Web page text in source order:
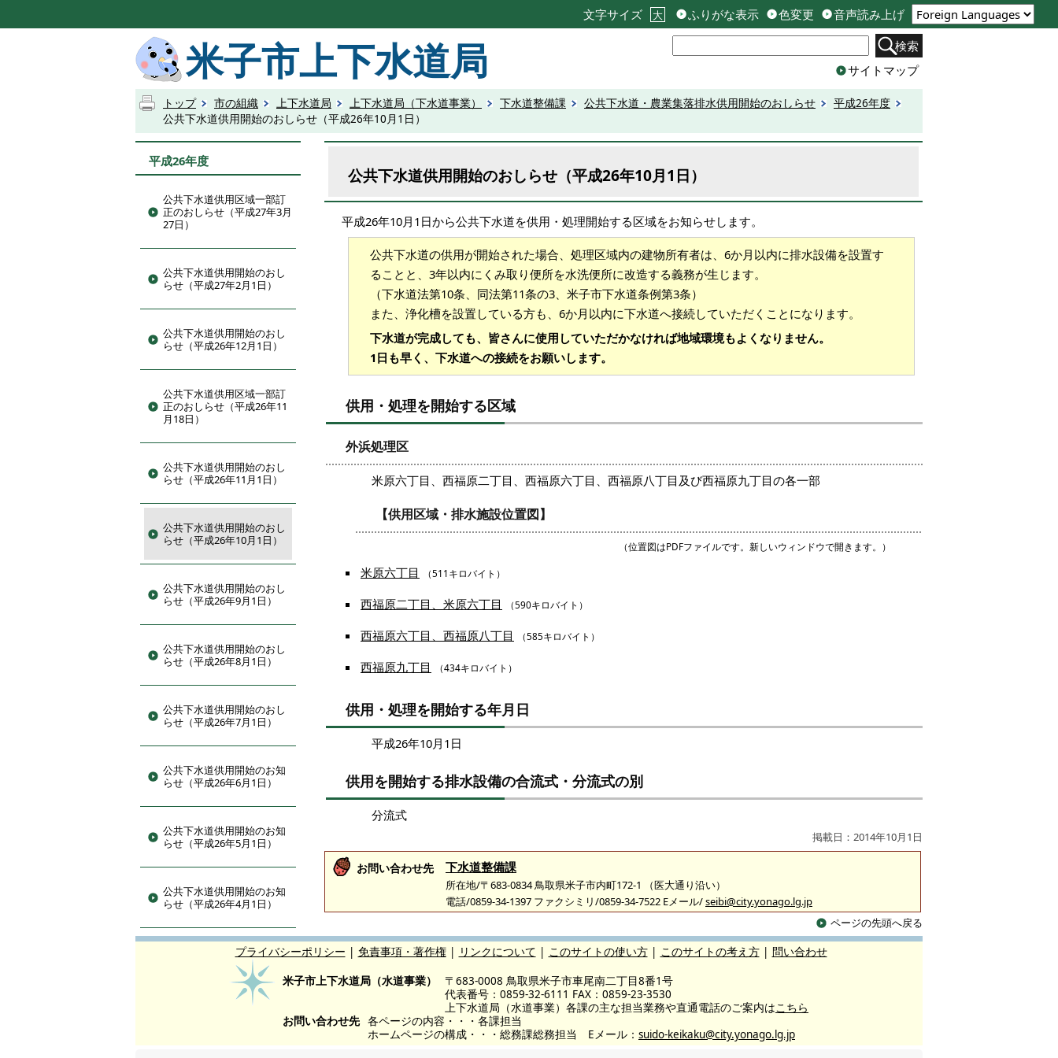
文字サイズ 大 ふりがな表示 色変更 音声読み上げ
米子市上下水道局
検索
サイトマップ
トップ 市の組織 上下水道局 上下水道局（下水道事業） 下水道整備課 公共下水道・農業集落排水供用開始のおしらせ
平成26年度
公共下水道供用開始のおしらせ（平成26年10月1日）
平成26年度
公共下水道供用区域一部訂
正のおしらせ（平成27年3月
27日）
公共下水道供用開始のおし
らせ（平成27年2月1日）
公共下水道供用開始のおし
らせ（平成26年12月1日）
公共下水道供用区域一部訂
正のおしらせ（平成26年11
月18日）
公共下水道供用開始のおし
らせ（平成26年11月1日）
公共下水道供用開始のおし
らせ（平成26年10月1日）
公共下水道供用開始のおし
らせ（平成26年9月1日）
公共下水道供用開始のおし
らせ（平成26年8月1日）
公共下水道供用開始のおし
らせ（平成26年7月1日）
公共下水道供用開始のお知
らせ（平成26年6月1日）
公共下水道供用開始のお知
らせ（平成26年5月1日）
公共下水道供用開始のお知
らせ（平成26年4月1日）
公共下水道供用開始のおしらせ（平成26年10月1日）
平成26年10月1日から公共下水道を供用・処理開始する区域をお知らせします。
公共下水道の供用が開始された場合、処理区域内の建物所有者は、6か月以内に排水設備を設置す
ることと、3年以内にくみ取り便所を水洗便所に改造する義務が生じます。
（下水道法第10条、同法第11条の3、米子市下水道条例第3条）
また、浄化槽を設置している方も、6か月以内に下水道へ接続していただくことになります。
下水道が完成しても、皆さんに使用していただかなければ地域環境もよくなりません。
1日も早く、下水道への接続をお願いします。
供用・処理を開始する区域
外浜処理区
米原六丁目、西福原二丁目、西福原六丁目、西福原八丁目及び西福原九丁目の各一部
【供用区域・排水施設位置図】
（位置図はPDFファイルです。新しいウィンドウで開きます。）
米原六丁目 （511キロバイト）
西福原二丁目、米原六丁目 （590キロバイト）
西福原六丁目、西福原八丁目 （585キロバイト）
西福原九丁目 （434キロバイト）
供用・処理を開始する年月日
平成26年10月1日
供用を開始する排水設備の合流式・分流式の別
分流式
掲載日：2014年10月1日
お問い合わせ先 下水道整備課
所在地/〒683-0834 鳥取県米子市内町172-1 （医大通り沿い）
電話/0859-34-1397 ファクシミリ/0859-34-7522 Eメール/seibi@city.yonago.lg.jp
ページの先頭へ戻る
プライバシーポリシー | 免責事項・著作権 | リンクについて | このサイトの使い方 | このサイトの考え方 | 問い合わせ
米子市上下水道局（水道事業）
〒683-0008 鳥取県米子市車尾南二丁目8番1号
代表番号：0859-32-6111 FAX：0859-23-3530
上下水道局（水道事業）各課の主な担当業務や直通電話のご案内はこちら
お問い合わせ先 各ページの内容・・・各課担当
ホームページの構成・・・総務課総務担当 Eメール： suido-keikaku@city.yonago.lg.jp